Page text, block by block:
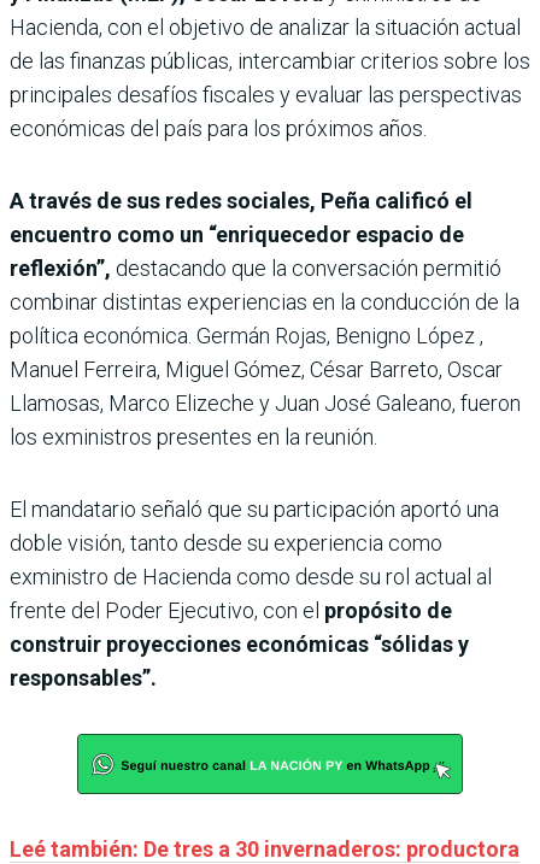
Hacienda, con el objetivo de analizar la situación actual
de las finanzas públicas, intercambiar criterios sobre los
principales desafíos fiscales y evaluar las perspectivas
económicas del país para los próximos años.
A través de sus redes sociales, Peña calificó el
encuentro como un “enriquecedor espacio de
reflexión”, destacando que la conversación permitió
combinar distintas experiencias en la conducción de la
política económica. Germán Rojas, Benigno López ,
Manuel Ferreira, Miguel Gómez, César Barreto, Oscar
Llamosas, Marco Elizeche y Juan José Galeano, fueron
los exministros presentes en la reunión.
El mandatario señaló que su participación aportó una
doble visión, tanto desde su experiencia como
exministro de Hacienda como desde su rol actual al
frente del Poder Ejecutivo, con el propósito de
construir proyecciones económicas “sólidas y
responsables”.
Leé también: De tres a 30 invernaderos: productora